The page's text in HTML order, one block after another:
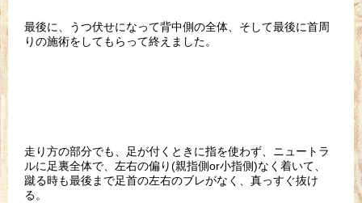
最後に、うつ伏せになって背中側の全体、そして最後に首周
りの施術をしてもらって終えました。
走り方の部分でも、足が付くときに指を使わず、ニュートラ
ルに足裏全体で、左右の偏り(親指側or小指側)なく着いて、
蹴る時も最後まで足首の左右のブレがなく、真っすぐ抜け
る。